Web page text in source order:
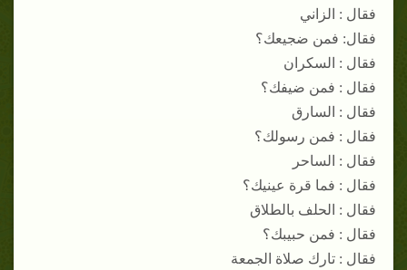
فقال : الزاني
فقال: فمن ضجيعك؟
فقال : السكران
فقال : فمن ضيفك؟
فقال : السارق
فقال : فمن رسولك؟
فقال : الساحر
فقال : فما قرة عينيك؟
فقال : الحلف بالطلاق
فقال : فمن حبيبك؟
فقال : تارك صلاة الجمعة